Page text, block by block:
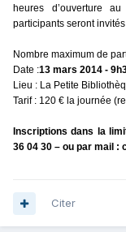
heures d’ouverture
participants seront
Nombre maximum de
Date :13 mars 2014 -
Lieu : La Petite
Tarif : 120 € la journée
Inscriptions dans la
36 04 30 – ou par mail :
Citer